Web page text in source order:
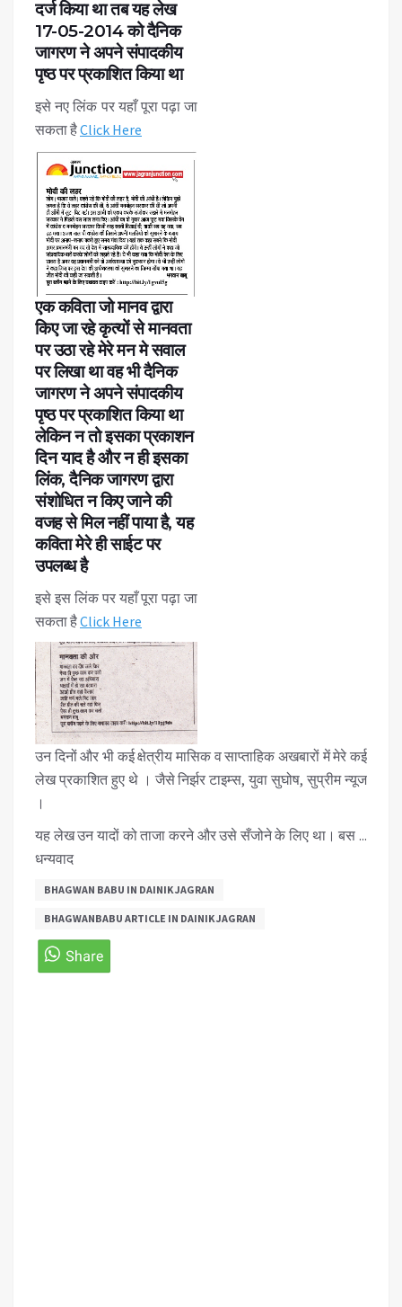
दर्ज किया था तब यह लेख
17-05-2014 को दैनिक
जागरण ने अपने संपादकीय
पृष्ठ पर प्रकाशित किया था
इसे नए लिंक पर यहाँ पूरा पढ़ा जा
सकता हैClick Here
एक कविता जो मानव द्वारा
किए जा रहे कृत्यों से मानवता
पर उठा रहे मेरे मन मे सवाल
पर लिखा था वह भी दैनिक
जागरण ने अपने संपादकीय
पृष्ठ पर प्रकाशित किया था
लेकिन न तो इसका प्रकाशन
दिन याद है और न ही इसका
लिंक, दैनिक जागरण द्वारा
संशोधित न किए जाने की
वजह से मिल नहीं पाया है, यह
कविता मेरे ही साईट पर
उपलब्ध है
इसे इस लिंक पर यहाँ पूरा पढ़ा जा
सकता हैClick Here
उन दिनों और भी कई क्षेत्रीय मासिक व साप्ताहिक अखबारों में मेरे कई
लेख प्रकाशित हुए थे । जैसे निर्झर टाइम्स, युवा सुघोष, सुप्रीम न्यूज
।
यह लेख उन यादों को ताजा करने और उसे सँजोने के लिए था। बस ...
धन्यवाद
BHAGWAN BABU IN DAINIK JAGRAN
BHAGWANBABU ARTICLE IN DAINIK JAGRAN